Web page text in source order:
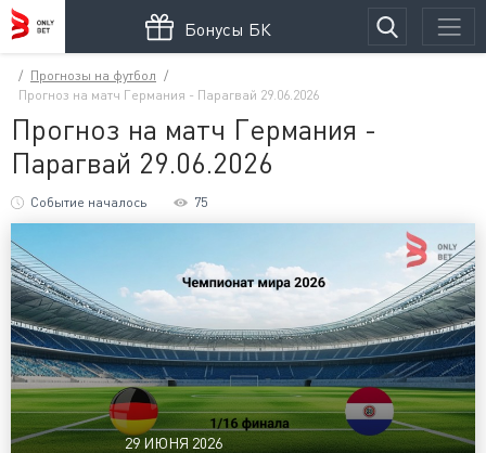
Бонусы БК
Прогнозы на футбол
Прогноз на матч Германия - Парагвай 29.06.2026
Прогноз на матч Германия -
Парагвай 29.06.2026
Событие началось 75
29 ИЮНЯ 2026